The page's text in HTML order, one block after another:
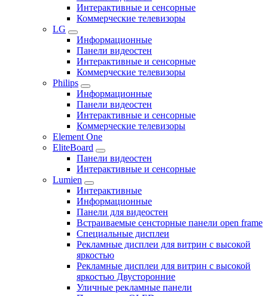
Интерактивные и сенсорные
Коммерческие телевизоры
LG
Информационные
Панели видеостен
Интерактивные и сенсорные
Коммерческие телевизоры
Philips
Информационные
Панели видеостен
Интерактивные и сенсорные
Коммерческие телевизоры
Element One
EliteBoard
Панели видеостен
Интерактивные и сенсорные
Lumien
Интерактивные
Информационные
Панели для видеостен
Встраиваемые сенсторные панели open frame
Специальные дисплеи
Рекламные дисплеи для витрин с высокой
яркостью
Рекламные дисплеи для витрин с высокой
яркостью Двусторонние
Уличные рекламные панели